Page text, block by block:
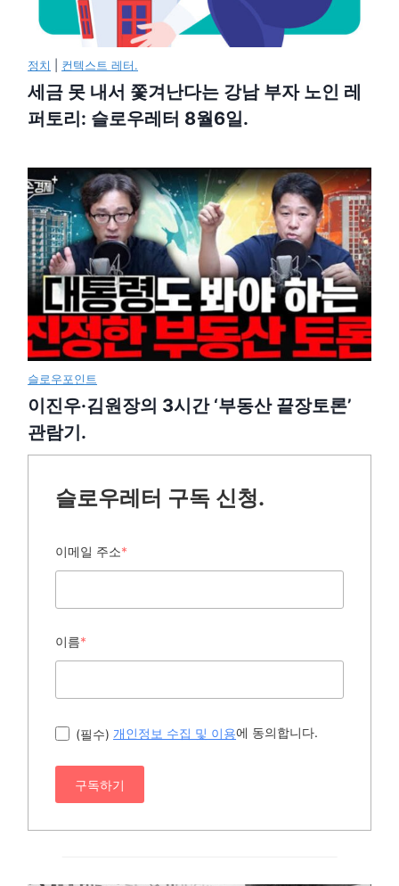
정치 컨텍스트 레터.
세금 못 내서 쫓겨난다는 강남 부자 노인 레
퍼토리: 슬로우레터 8월6일.
슬로우포인트
이진우·김원장의 3시간 ‘부동산 끝장토론’
관람기.
슬로우레터 구독 신청.
이메일 주소*
이름*
(필수) 개인정보 수집 및 이용에 동의합니다.
구독하기